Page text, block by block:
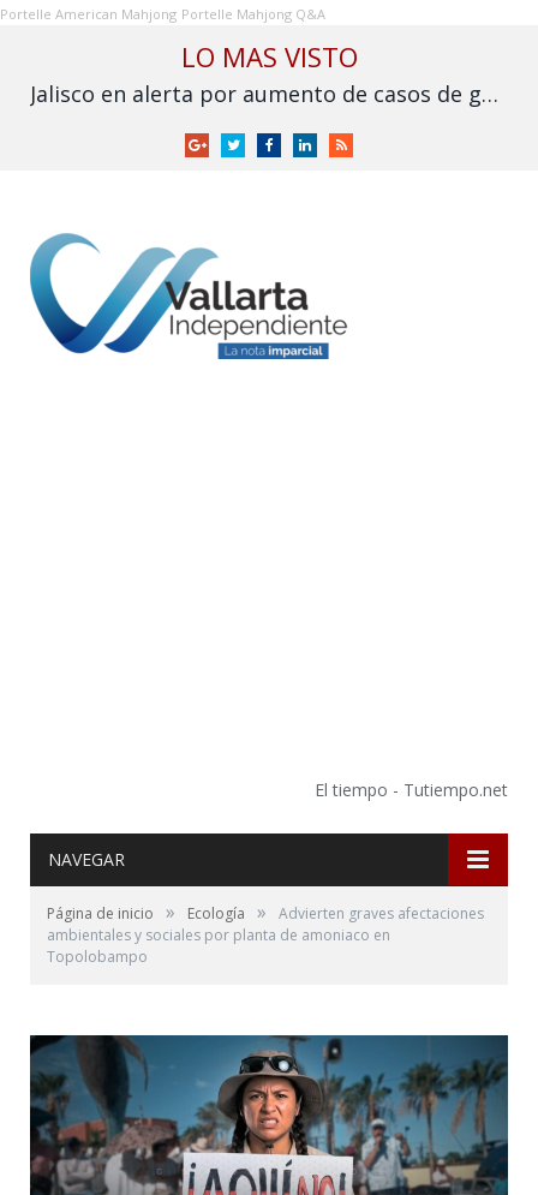
Portelle American Mahjong Portelle Mahjong Q&A
LO MAS VISTO
Jalisco en alerta por aumento de casos de gusano barrenador
GoogleTwitterFacebookLinkedInRSS
El tiempo - Tutiempo.net
NAVEGAR
Página de inicio » Ecología »
Advierten graves afectaciones
ambientales y sociales por planta de amoniaco en
Topolobampo